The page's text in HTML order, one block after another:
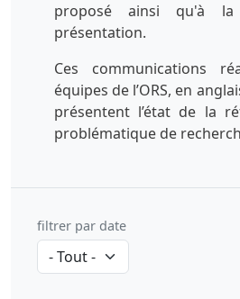
proposé ainsi qu'à
présentation.
Ces communications
équipes de l’ORS, en
présentent l’état de la
problématique de
filtrer par date